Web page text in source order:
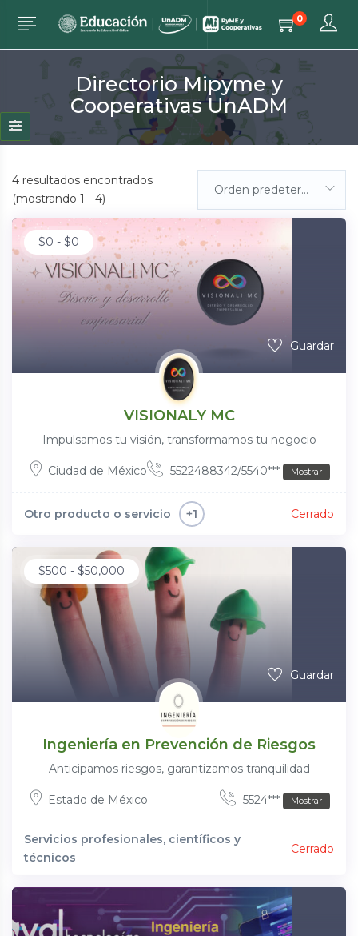
0
Directorio Mipyme y
Cooperativas UnADM
4 resultados encontrados
(mostrando 1 - 4)
Orden predeterminada
$0 - $0
Guardar
VISIONALY MC
Impulsamos tu visión, transformamos tu negocio
Ciudad de México 5522488342/5540*** Mostrar
Otro producto o servicio +1 Cerrado
$500 - $50,000
Guardar
Ingeniería en Prevención de Riesgos
Anticipamos riesgos, garantizamos tranquilidad
Estado de México 5524*** Mostrar
Servicios profesionales, científicos y
técnicos
Cerrado